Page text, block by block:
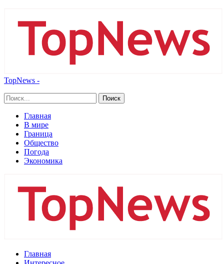
TopNews -
Главная
В мире
Граница
Общество
Погода
Экономика
Главная